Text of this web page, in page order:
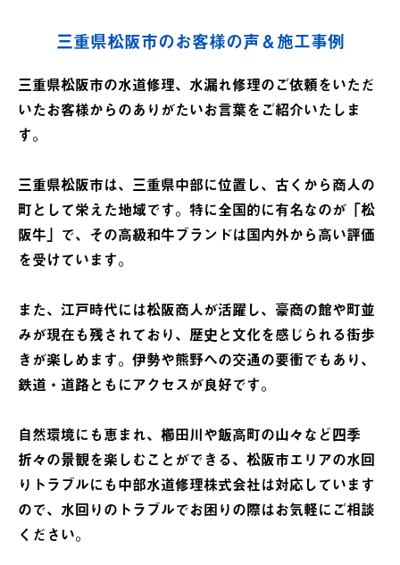
三重県松阪市のお客様の声＆施工事例
三重県松阪市の水道修理、水漏れ修理のご依頼をいただ
いたお客様からのありがたいお言葉をご紹介いたしま
す。
三重県松阪市は、三重県中部に位置し、古くから商人の
町として栄えた地域です。特に全国的に有名なのが「松
阪牛」で、その高級和牛ブランドは国内外から高い評価
を受けています。
また、江戸時代には松阪商人が活躍し、豪商の館や町並
みが現在も残されており、歴史と文化を感じられる街歩
きが楽しめます。伊勢や熊野への交通の要衝でもあり、
鉄道・道路ともにアクセスが良好です。
自然環境にも恵まれ、櫛田川や飯高町の山々など四季
折々の景観を楽しむことができる、松阪市エリアの水回
りトラブルにも中部水道修理株式会社は対応しています
ので、水回りのトラブルでお困りの際はお気軽にご相談
ください。